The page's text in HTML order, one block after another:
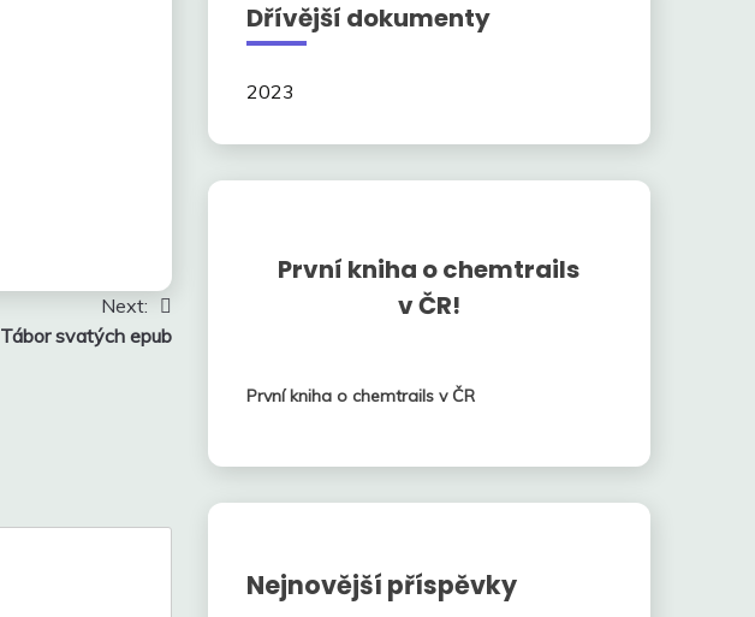
Next:
Tábor svatých epub
Dřívější dokumenty
2023
První kniha o chemtrails
v ČR!
První kniha o chemtrails v ČR
Nejnovější příspěvky